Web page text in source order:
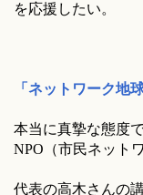
を応援したい。
「ネットワーク地
本当に真摯な態度
NPO（市民ネット
代表の高木さんの